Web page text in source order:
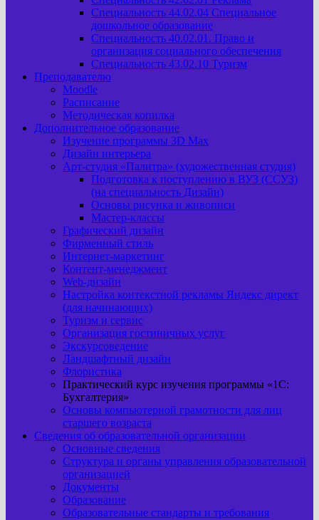
Специальность 44.02.04 Специальное
дошкольное образование
Специальность 40.02.01. Право и
организация социального обеспечения
Специальность 43.02.10 Туризм
Преподавателю
Moodle
Расписание
Методическая копилка
Дополнительное образование
Изучение программы 3D Max
Дизайн интерьера
Арт-cтудия «Палитра» (художественная студия)
Подготовка к поступлению в ВУЗ (ССУЗ)
(на специальность Дизайн)
Основы рисунка и живописи
Мастер-классы
Графический дизайн
Фирменный стиль
Интернет-маркетинг
Контент-менеджмент
Web-дизайн
Настройка контекстной рекламы Яндекс директ
(для начинающих)
Туризм и сервис
Организация гостиничных услуг
Экскурсоведение
Ландшафтный дизайн
Флористика
Практический курс изучения программы «1С:
Бухгалтерия»
Основы компьютерной грамотности для лиц
старшего возраста
Сведения об образовательной организации
Основные сведения
Структура и органы управления образовательной
организацией
Документы
Образование
Образовательные стандарты и требования